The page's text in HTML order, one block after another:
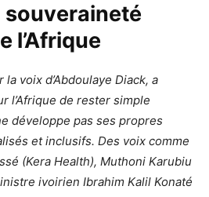
souveraineté
l’Afrique
la voix d’Abdoulaye Diack, a
l’Afrique de rester simple
développe pas ses propres
et inclusifs. Des voix comme
(Kera Health), Muthoni Karubiu
ivoirien Ibrahim Kalil Konaté